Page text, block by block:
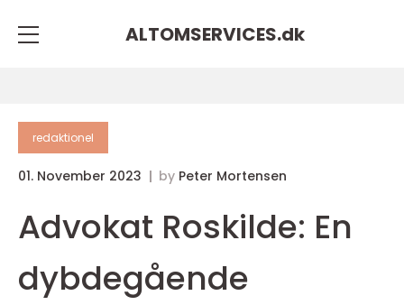
ALTOMSERVICES.dk
redaktionel
01. November 2023 by Peter Mortensen
Advokat Roskilde: En
dybdegående